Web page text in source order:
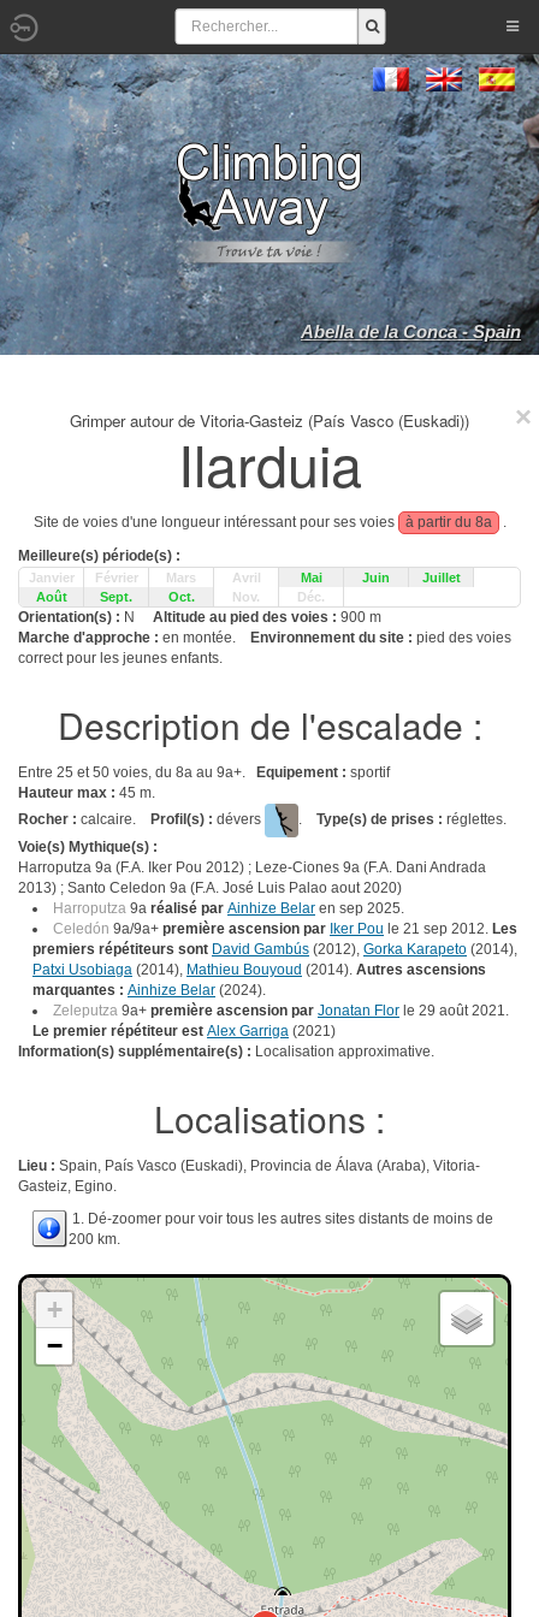
Abella de la Conca - Spain
Grimper autour de Vitoria-Gasteiz (País Vasco (Euskadi))
Ilarduia
Site de voies d'une longueur intéressant pour ses voies à partir du 8a
.
Meilleure(s) période(s) :
Janvier Février Mars Avril Mai Juin
Juillet
Août
Sept. Oct. Nov. Déc.
Orientation(s) : N Altitude au pied des voies : 900 m
Marche d'approche : en montée. Environnement du site : pied des voies
correct pour les jeunes enfants.
Description de l'escalade :
Entre 25 et 50 voies, du 8a au 9a+. Equipement : sportif
Hauteur max : 45 m.
Rocher : calcaire. Profil(s) : dévers . Type(s) de prises : réglettes.
Voie(s) Mythique(s) :
Harroputza 9a (F.A. Iker Pou 2012) ; Leze-Ciones 9a (F.A. Dani Andrada
2013) ; Santo Celedon 9a (F.A. José Luis Palao aout 2020)
Harroputza 9a réalisé par Ainhize Belar en sep 2025.
Celedón 9a/9a+ première ascension par Iker Pou le 21 sep 2012. Les
premiers répétiteurs sont David Gambús (2012), Gorka Karapeto (2014),
Patxi Usobiaga (2014), Mathieu Bouyoud (2014). Autres ascensions
marquantes : Ainhize Belar (2024).
Zeleputza 9a+ première ascension par Jonatan Flor le 29 août 2021.
Le premier répétiteur est Alex Garriga (2021)
Information(s) supplémentaire(s) : Localisation approximative.
Localisations :
Lieu : Spain, País Vasco (Euskadi), Provincia de Álava (Araba), Vitoria-
Gasteiz, Egino.
1. Dé-zoomer pour voir tous les autres sites distants de moins de
200 km.
+
−